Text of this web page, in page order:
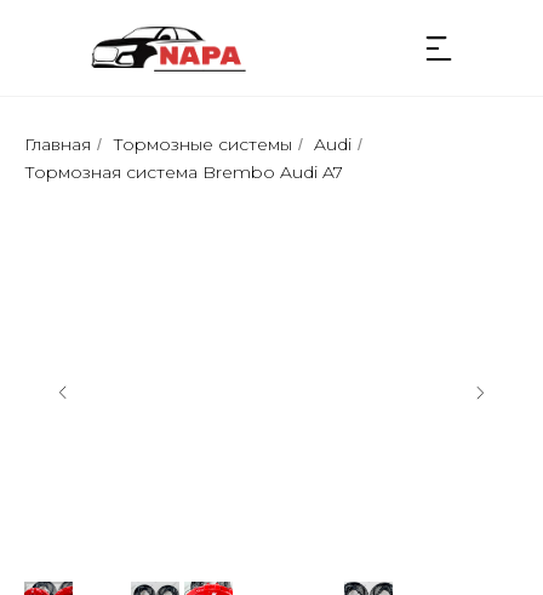
Главная / Тормозные системы / Audi /
Тормозная сиcтемa Brembo Audi A7